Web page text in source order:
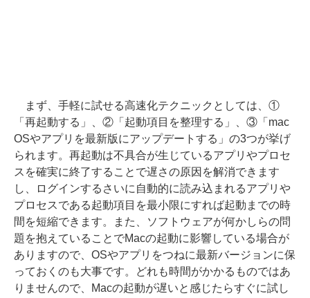
まず、手軽に試せる高速化テクニックとしては、①
「再起動する」、②「起動項目を整理する」、③「mac
OSやアプリを最新版にアップデートする」の3つが挙げ
られます。再起動は不具合が生じているアプリやプロセ
スを確実に終了することで遅さの原因を解消できます
し、ログインするさいに自動的に読み込まれるアプリや
プロセスである起動項目を最小限にすれば起動までの時
間を短縮できます。また、ソフトウェアが何かしらの問
題を抱えていることでMacの起動に影響している場合が
ありますので、OSやアプリをつねに最新バージョンに保
っておくのも大事です。どれも時間がかかるものではあ
りませんので、Macの起動が遅いと感じたらすぐに試し